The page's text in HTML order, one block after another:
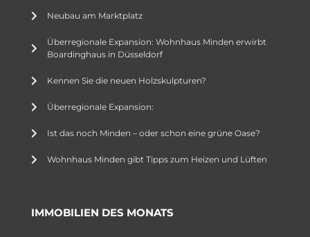
Neubau am Marktplatz
Überregionale Expansion: Wohnhaus Minden erwirbt
Boardinghaus in Düsseldorf
Kennen Sie die neuen Holzskulpturen?
Überregionale Expansion:
Ist das noch Minden – oder schon eine grüne Oase?
Wohnhaus Minden gibt Tipps zum Heizen und Lüften
IMMOBILIEN DES MONATS